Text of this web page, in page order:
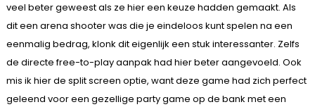
veel beter geweest als ze hier een keuze hadden gemaakt. Als
dit een arena shooter was die je eindeloos kunt spelen na een
eenmalig bedrag, klonk dit eigenlijk een stuk interessanter. Zelfs
de directe free-to-play aanpak had hier beter aangevoeld. Ook
mis ik hier de split screen optie, want deze game had zich perfect
geleend voor een gezellige party game op de bank met een